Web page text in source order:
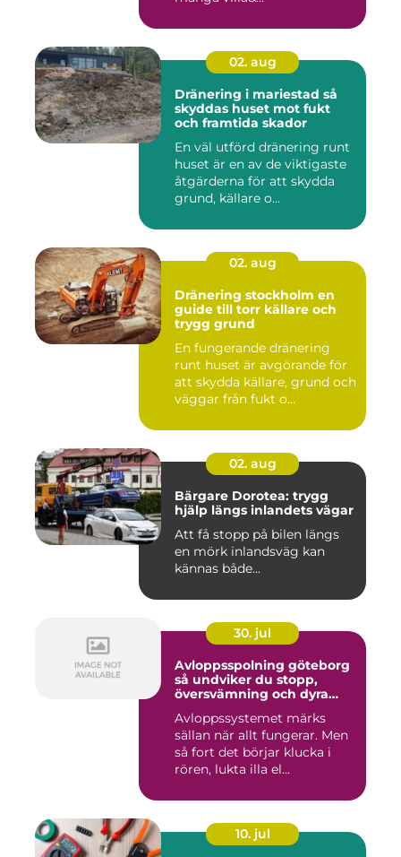
02. aug
Dränering i mariestad så
skyddas huset mot fukt
och framtida skador
En väl utförd dränering runt
huset är en av de viktigaste
åtgärderna för att skydda
grund, källare o...
02. aug
Dränering stockholm en
guide till torr källare och
trygg grund
En fungerande dränering
runt huset är avgörande för
att skydda källare, grund och
väggar från fukt o...
02. aug
Bärgare Dorotea: trygg
hjälp längs inlandets vägar
Att få stopp på bilen längs
en mörk inlandsväg kan
kännas både...
30. jul
Avloppsspolning göteborg
så undviker du stopp,
översvämning och dyra
Avloppssystemet märks
sällan när allt fungerar. Men
så fort det börjar klucka i
rören, lukta illa el...
10. jul